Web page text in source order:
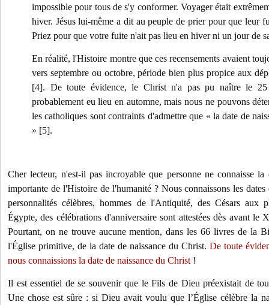
impossible pour tous de s'y conformer. Voyager était
hiver. Jésus lui-même a dit au peuple de prier pour que leur
Priez pour que votre fuite n'ait pas lieu en hiver ni un jour de
En réalité, l'Histoire montre que ces recensements avaient
vers septembre ou octobre, période bien plus propice aux
[4]. De toute évidence, le Christ n'a pas pu naître le 25
probablement eu lieu en automne, mais nous ne pouvons
les catholiques sont contraints d'admettre que « la date de
» [5].
Cher lecteur, n'est-il pas incroyable que personne ne connaisse
importante de l'Histoire de l'humanité ? Nous connaissons les dates
personnalités célèbres, hommes de l'Antiquité, des Césars aux
Égypte, des célébrations d'anniversaire sont attestées dès avant le
Pourtant, on ne trouve aucune mention, dans les 66 livres de la
l'Église primitive, de la date de naissance du Christ. De toute
nous connaissions la date de naissance du Christ !
Il est essentiel de se souvenir que le Fils de Dieu préexistait de
Une chose est sûre : si Dieu avait voulu que l’Église célèbre la